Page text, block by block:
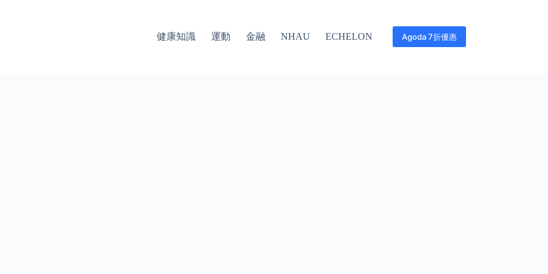
健康知識 運動 金融 NHAU ECHELON Agoda 7折優惠